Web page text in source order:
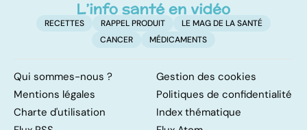
RECETTES RAPPEL PRODUIT
LE MAG DE LA SANTÉ
CANCER
MÉDICAMENTS
Qui sommes-nous ?
Gestion des cookies
Mentions légales
Politiques de confidentialité
Charte d'utilisation
Index thématique